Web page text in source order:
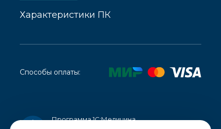
Способы оплаты:
Программа 1С:Медицина.
Характеристики ПК